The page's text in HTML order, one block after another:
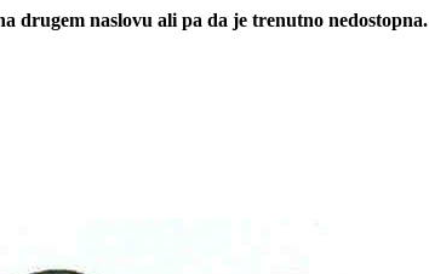
drugem naslovu ali pa da je trenutno nedostopna.